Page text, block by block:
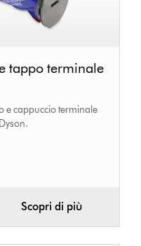
tappo terminale
e cappuccio terminale
Scopri di più